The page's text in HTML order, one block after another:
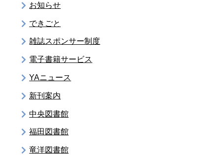
お知らせ
できごと
雑誌スポンサー制度
電子書籍サービス
YAニュース
新刊案内
中央図書館
福田図書館
竜洋図書館